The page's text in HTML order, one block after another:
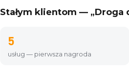
Stałym klientom — „Droga
5
usług — pierwsza nagroda